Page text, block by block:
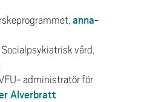
anna-
vård,
administratör för
Alverbratt